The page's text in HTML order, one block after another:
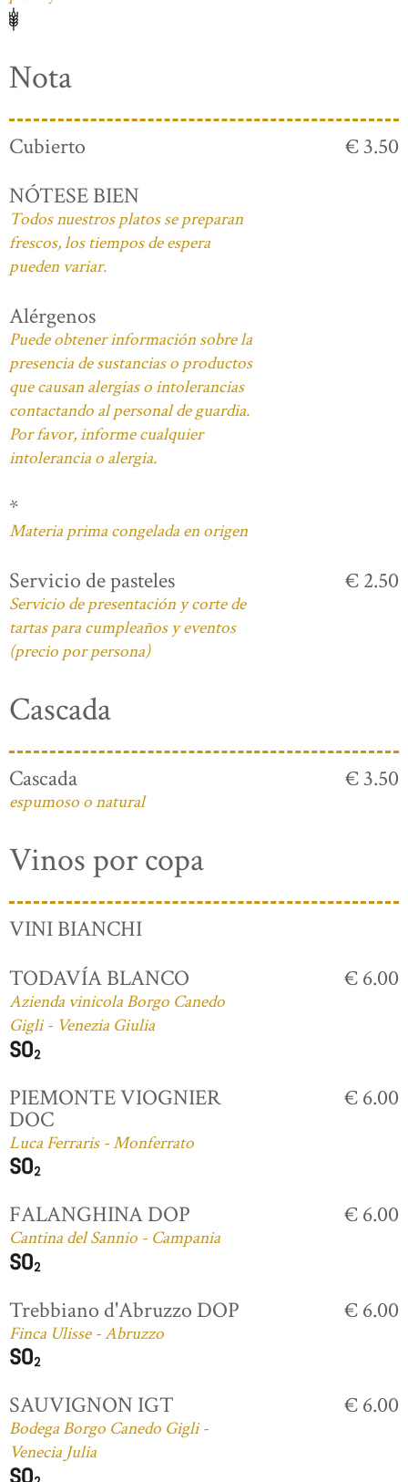
Nota
Cubierto
€ 3.50
NÓTESE BIEN
Todos nuestros platos se preparan
frescos, los tiempos de espera
pueden variar.
Alérgenos
Puede obtener información sobre la
presencia de sustancias o productos
que causan alergias o intolerancias
contactando al personal de guardia.
Por favor, informe cualquier
intolerancia o alergia.
*
Materia prima congelada en origen
Servicio de pasteles
Servicio de presentación y corte de
tartas para cumpleaños y eventos
(precio por persona)
€ 2.50
Cascada
Cascada
espumoso o natural
€ 3.50
Vinos por copa
VINI BIANCHI
TODAVÍA BLANCO
Azienda vinicola Borgo Canedo
Gigli - Venezia Giulia
€ 6.00
PIEMONTE VIOGNIER
DOC
Luca Ferraris - Monferrato
€ 6.00
FALANGHINA DOP
Cantina del Sannio - Campania
€ 6.00
Trebbiano d'Abruzzo DOP
Finca Ulisse - Abruzzo
€ 6.00
SAUVIGNON IGT
Bodega Borgo Canedo Gigli -
Venecia Julia
€ 6.00